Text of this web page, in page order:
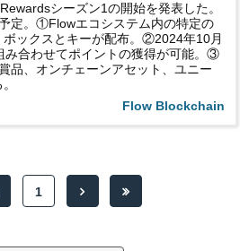
シーズン1の開始を発表した。
定。①Flowエコシステム内の特定の
ボックスとキーが配布。②2024年10月
み合わせてポイントの獲得が可能。③
品、オンチェーンアセット、ユニー
Flow Blockchain
1